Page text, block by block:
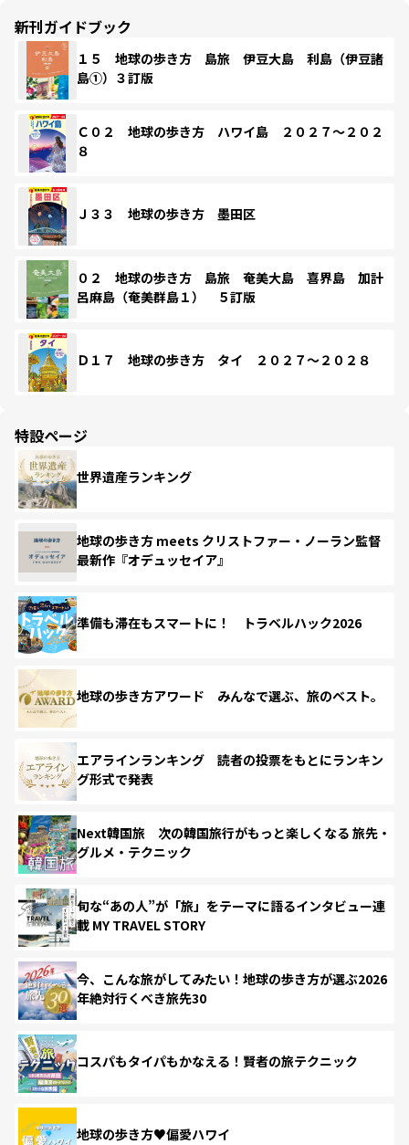
新刊ガイドブック
１５ 地球の歩き方 島旅 伊豆大島 利島（伊豆諸
島①）３訂版
Ｃ０２ 地球の歩き方 ハワイ島 ２０２７～２０２
８
Ｊ３３ 地球の歩き方 墨田区
０２ 地球の歩き方 島旅 奄美大島 喜界島 加計
呂麻島（奄美群島１） ５訂版
Ｄ１７ 地球の歩き方 タイ ２０２７～２０２８
特設ページ
世界遺産ランキング
地球の歩き方 meets クリストファー・ノーラン監督
最新作『オデュッセイア』
準備も滞在もスマートに！ トラベルハック2026
地球の歩き方アワード みんなで選ぶ、旅のベスト。
エアラインランキング 読者の投票をもとにランキン
グ形式で発表
Next韓国旅 次の韓国旅行がもっと楽しくなる 旅先・
グルメ・テクニック
旬な“あの人”が「旅」をテーマに語るインタビュー連
載 MY TRAVEL STORY
今、こんな旅がしてみたい！地球の歩き方が選ぶ2026
年絶対行くべき旅先30
コスパもタイパもかなえる！賢者の旅テクニック
地球の歩き方♥偏愛ハワイ